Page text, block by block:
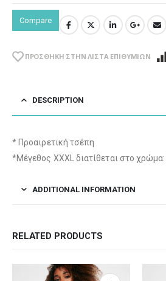
Compare
ΠΡΌΣΘΉΚΗ ΣΤΗΝ ΛΊΣΤΑ ΕΠΙΘΥΜΙΏΝ
DESCRIPTION
* Προαιρετική τσέπη
*Μέγεθος XXXL διατίθεται στο
ADDITIONAL INFORMATION
RELATED PRODUCTS